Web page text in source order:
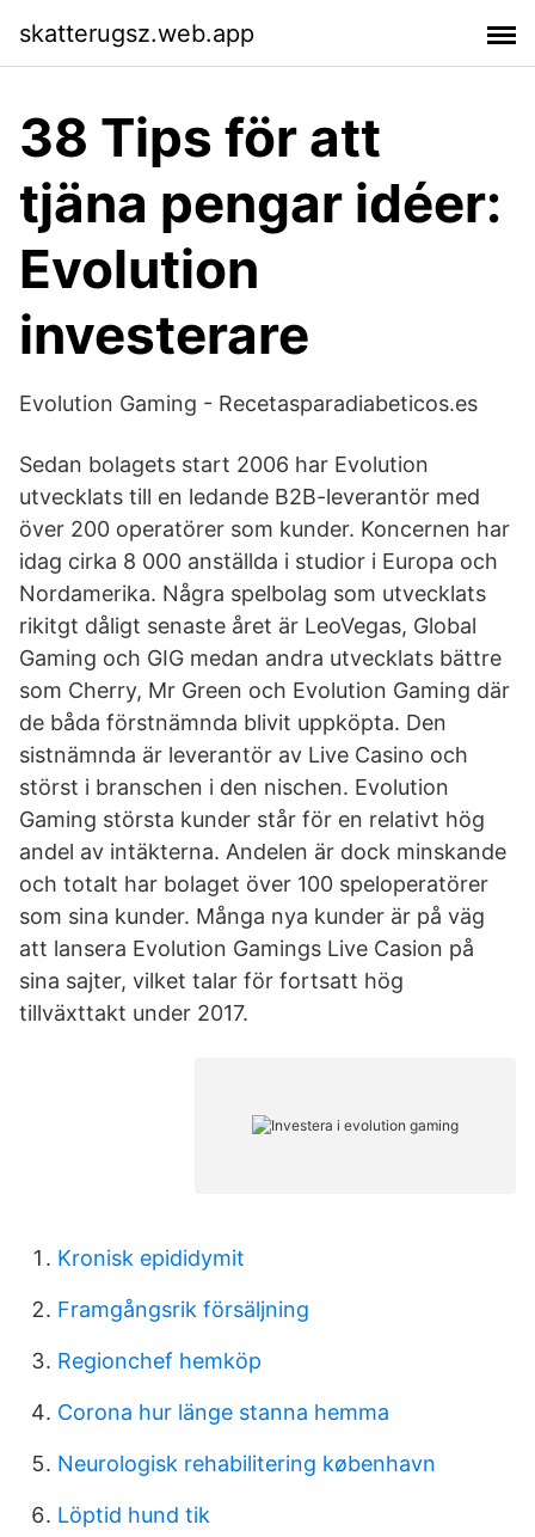
skatterugsz.web.app
38 Tips för att
tjäna pengar idéer:
Evolution
investerare
Evolution Gaming - Recetasparadiabeticos.es
Sedan bolagets start 2006 har Evolution
utvecklats till en ledande B2B-leverantör med
över 200 operatörer som kunder. Koncernen har
idag cirka 8 000 anställda i studior i Europa och
Nordamerika. Några spelbolag som utvecklats
rikitgt dåligt senaste året är LeoVegas, Global
Gaming och GIG medan andra utvecklats bättre
som Cherry, Mr Green och Evolution Gaming där
de båda förstnämnda blivit uppköpta. Den
sistnämnda är leverantör av Live Casino och
störst i branschen i den nischen. Evolution
Gaming största kunder står för en relativt hög
andel av intäkterna. Andelen är dock minskande
och totalt har bolaget över 100 speloperatörer
som sina kunder. Många nya kunder är på väg
att lansera Evolution Gamings Live Casion på
sina sajter, vilket talar för fortsatt hög
tillväxttakt under 2017.
Kronisk epididymit
Framgångsrik försäljning
Regionchef hemköp
Corona hur länge stanna hemma
Neurologisk rehabilitering københavn
Löptid hund tik